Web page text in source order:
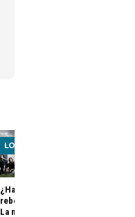
LOST
¿Habrá un
reboot de Lost?
La nueva